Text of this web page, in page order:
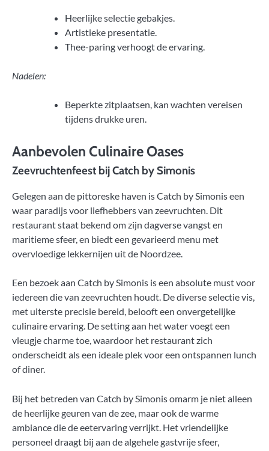
Heerlijke selectie gebakjes.
Artistieke presentatie.
Thee-paring verhoogt de ervaring.
Nadelen:
Beperkte zitplaatsen, kan wachten vereisen
tijdens drukke uren.
Aanbevolen Culinaire Oases
Zeevruchtenfeest bij Catch by Simonis
Gelegen aan de pittoreske haven is Catch by Simonis een
waar paradijs voor liefhebbers van zeevruchten. Dit
restaurant staat bekend om zijn dagverse vangst en
maritieme sfeer, en biedt een gevarieerd menu met
overvloedige lekkernijen uit de Noordzee.
Een bezoek aan Catch by Simonis is een absolute must voor
iedereen die van zeevruchten houdt. De diverse selectie vis,
met uiterste precisie bereid, belooft een onvergetelijke
culinaire ervaring. De setting aan het water voegt een
vleugje charme toe, waardoor het restaurant zich
onderscheidt als een ideale plek voor een ontspannen lunch
of diner.
Bij het betreden van Catch by Simonis omarm je niet alleen
de heerlijke geuren van de zee, maar ook de warme
ambiance die de eetervaring verrijkt. Het vriendelijke
personeel draagt bij aan de algehele gastvrije sfeer,